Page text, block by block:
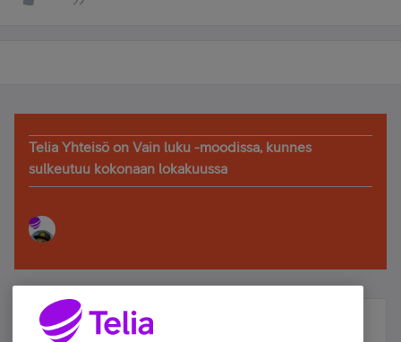
Telia Yhteisö on Vain luku -moodissa, kunnes
sulkeutuu kokonaan lokakuussa
Älä jää paitsi – osallistu ja voita!